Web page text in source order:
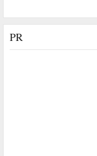
PR